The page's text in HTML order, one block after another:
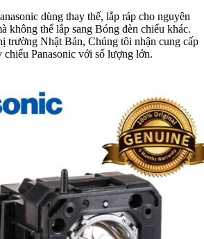
dùng thay thế, lắp ráp cho nguyên
không thể lắp sang Bóng đèn chiếu khác.
trường Nhật Bản, Chúng tôi nhận cung cấp
chiếu Panasonic với số lượng lớn.